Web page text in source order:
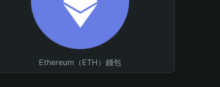
Ethereum（ETH）錢包